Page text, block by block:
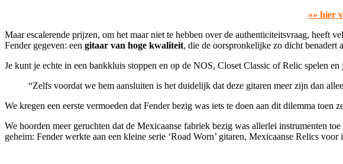
»» hier
Maar escalerende prijzen, om het maar niet te hebben over de authenticiteitsvraag, heeft
Fender gegeven: een gitaar van hoge kwaliteit, die de oorspronkelijke zo dicht benadert
Je kunt je echte in een bankkluis stoppen en op de NOS, Closet Classic of Relic spelen
“Zelfs voordat we hem aansluiten is het duidelijk dat deze gitaren meer zijn dan
We kregen een eerste vermoeden dat Fender bezig was iets te doen aan dit dilemma toen
We hoorden meer geruchten dat de Mexicaanse fabriek bezig was allerlei instrumenten
geheim: Fender werkte aan een kleine serie ‘Road Worn’ gitaren, Mexicaanse Relics